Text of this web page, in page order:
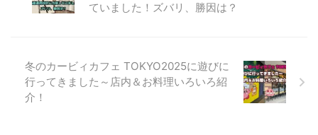
ていました！ズバリ、勝因は？
冬のカービィカフェ TOKYO2025に遊びに
行ってきました～店内＆お料理いろいろ紹
介！